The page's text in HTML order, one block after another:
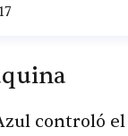
17
controló